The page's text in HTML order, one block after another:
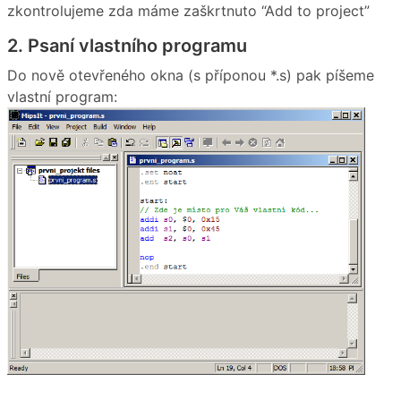
zkontrolujeme zda máme zaškrtnuto “Add to project”
2. Psaní vlastního programu
Do nově otevřeného okna (s příponou *.s) pak píšeme
vlastní program: